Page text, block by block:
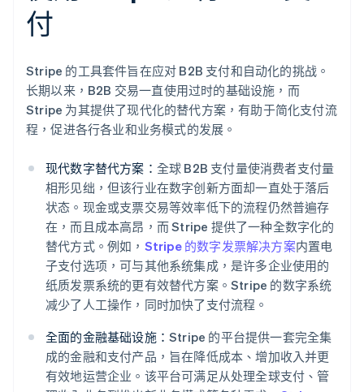
付
Stripe 的工具套件旨在应对 B2B 支付和自动化的挑战。
长期以来，B2B 交易一直使用过时的基础设施，而
Stripe 为其提供了现代化的替代方案，有助于简化支付流
程，促进各行各业和业务模式的发展。
现代数字替代方案： 全球 B2B 支付量使消费者支付量
相形见绌，但该行业在数字创新方面却一直处于落后
状态。现金或支票交易等效率低下的流程仍然普遍存
在，而且成本高昂，而 Stripe 提供了一种全数字化的
替代方式。例如， Stripe 的数字发票解决方案内置电
子支付选项，可与其他系统集成，是许多企业使用的
纸质发票系统的更有效替代方案。Stripe 的数字系统
减少了人工操作，同时加快了支付流程。
全面的金融基础设施： Stripe 的平台提供一套完全集
成的金融和支付产品，旨在降低成本、增加收入并更
有效地运营企业。该平台可满足从处理全球支付、管